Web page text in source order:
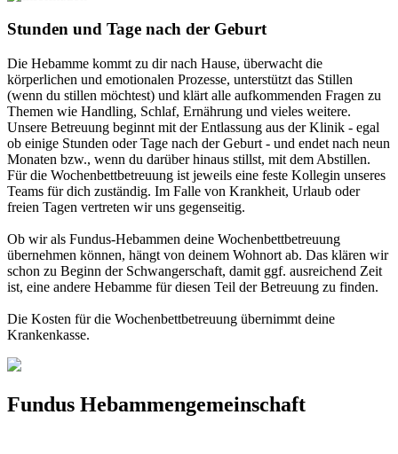
Stunden und Tage nach der Geburt
Die Hebamme kommt zu dir nach Hause, überwacht die
körperlichen und emotionalen Prozesse, unterstützt das Stillen
(wenn du stillen möchtest) und klärt alle aufkommenden Fragen zu
Themen wie Handling, Schlaf, Ernährung und vieles weitere.
Unsere Betreuung beginnt mit der Entlassung aus der Klinik - egal
ob einige Stunden oder Tage nach der Geburt - und endet nach neun
Monaten bzw., wenn du darüber hinaus stillst, mit dem Abstillen.
Für die Wochenbettbetreuung ist jeweils eine feste Kollegin unseres
Teams für dich zuständig. Im Falle von Krankheit, Urlaub oder
freien Tagen vertreten wir uns gegenseitig.
Ob wir als Fundus-Hebammen deine Wochenbettbetreuung
übernehmen können, hängt von deinem Wohnort ab. Das klären wir
schon zu Beginn der Schwangerschaft, damit ggf. ausreichend Zeit
ist, eine andere Hebamme für diesen Teil der Betreuung zu finden.
Die Kosten für die Wochenbettbetreuung übernimmt deine
Krankenkasse.
Fundus Hebammengemeinschaft